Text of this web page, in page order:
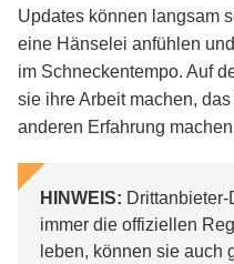
Updates können langsam
eine Hänselei anfühlen
im Schneckentempo. Auf
sie ihre Arbeit machen,
anderen Erfahrung
HINWEIS:
immer die offiziellen
leben, können sie auch